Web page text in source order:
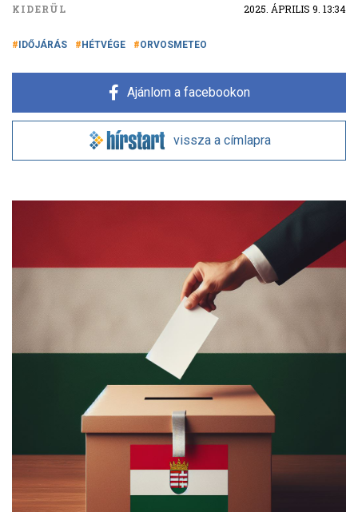
KIDERÜL 2025. ÁPRILIS 9. 13:34
IDŐJÁRÁS HÉTVÉGE ORVOSMETEO
Ajánlom a facebookon
vissza a címlapra